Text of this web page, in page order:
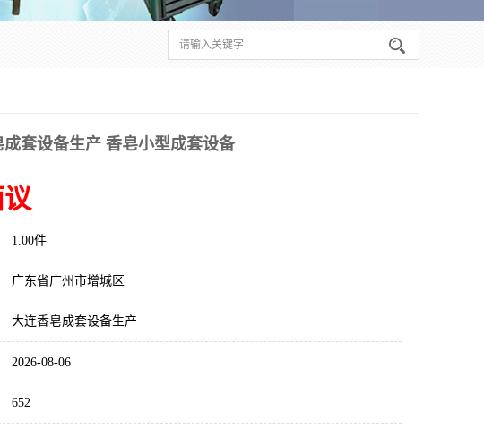
成套设备生产 香皂小型成套设备
1.00件
广东省广州市增城区
大连香皂成套设备生产
2026-08-06
652